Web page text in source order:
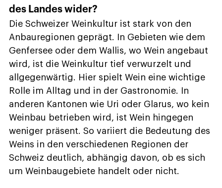
des Landes wider?
Die Schweizer Weinkultur ist stark von den
Anbauregionen geprägt. In Gebieten wie dem
Genfersee oder dem Wallis, wo Wein angebaut
wird, ist die Weinkultur tief verwurzelt und
allgegenwärtig. Hier spielt Wein eine wichtige
Rolle im Alltag und in der Gastronomie. In
anderen Kantonen wie Uri oder Glarus, wo kein
Weinbau betrieben wird, ist Wein hingegen
weniger präsent. So variiert die Bedeutung des
Weins in den verschiedenen Regionen der
Schweiz deutlich, abhängig davon, ob es sich
um Weinbaugebiete handelt oder nicht.